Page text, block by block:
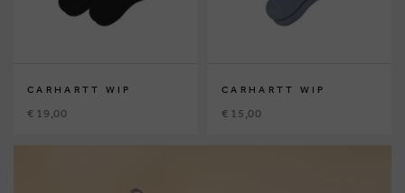
CARHARTT WIP
€ 19,00
CARHARTT WIP
€ 15,00